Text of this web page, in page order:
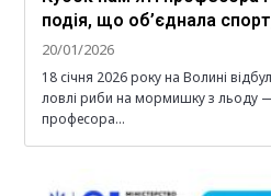
подія, що об’єднала
20/01/2026
18 січня 2026 року на Волині
ловлі риби на мормишку з льоду —
професора…